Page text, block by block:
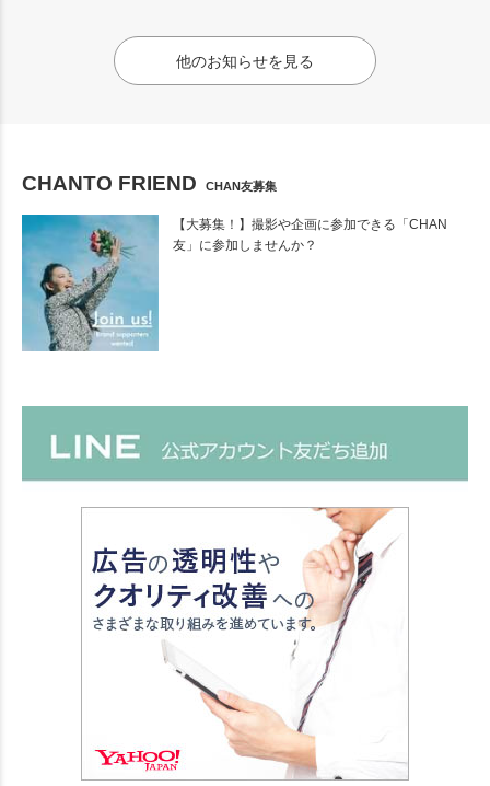
他のお知らせを見る
CHANTO FRIEND CHAN友募集
【大募集！】撮影や企画に参加できる「CHAN
友」に参加しませんか？